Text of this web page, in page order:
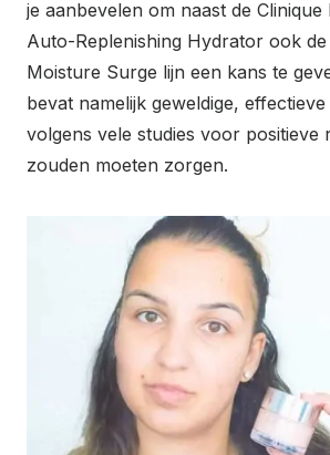
je aanbevelen om naast de
Auto-Replenishing Hydrator ook de
Moisture Surge lijn een kans te
bevat namelijk geweldige,
volgens vele studies voor positieve
zouden moeten zorgen.